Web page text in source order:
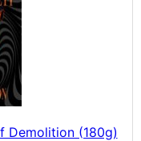
Demolition (180g)